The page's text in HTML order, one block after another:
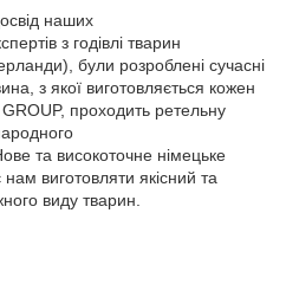
наших
з годівлі тварин
були розроблені сучасні
з якої виготовляється кожен
GROUP, проходить ретельну
та високоточне німецьке
виготовляти якісний та
виду тварин.